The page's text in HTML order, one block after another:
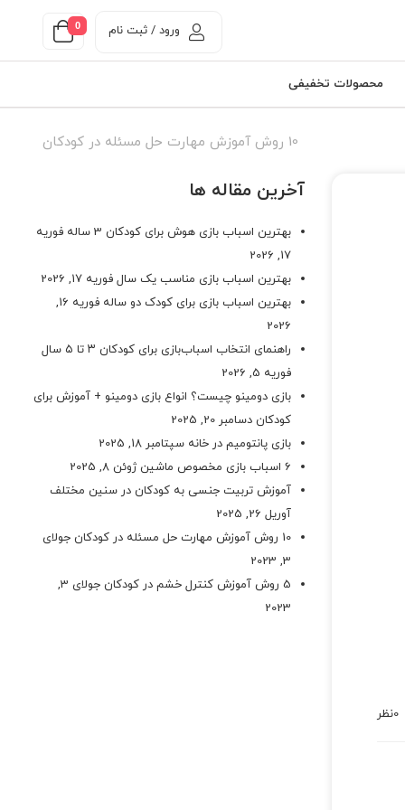
0 ورود / ثبت نام
محصولات تخفیفی
10 روش آموزش مهارت حل مسئله در کودکان
نظر
آخرین مقاله ها
بهترین اسباب بازی هوش برای کودکان 3 ساله
فوریه
17, 2026
بهترین اسباب بازی مناسب یک سال فوریه 17, 2026
بهترین اسباب بازی برای کودک دو ساله
فوریه 16,
2026
راهنمای انتخاب اسباب‌بازی برای کودکان ۳ تا ۵ سال
فوریه 5, 2026
بازی دومینو چیست؟ انواع بازی دومینو + آموزش برای
کودکان دسامبر 20, 2025
بازی پانتومیم در خانه سپتامبر 18, 2025
6 اسباب بازی مخصوص ماشین
ژوئن 8, 2025
آموزش تربیت جنسی به کودکان در سنین مختلف
آوریل 26, 2025
10 روش آموزش مهارت حل مسئله در کودکان
جولای
3, 2023
5 روش آموزش کنترل خشم در کودکان
جولای 3,
2023